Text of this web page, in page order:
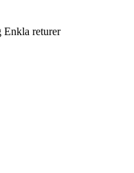
Enkla returer